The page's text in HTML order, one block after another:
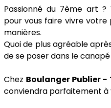
Passionné du 7ème art
pour vous faire vivre votre
manières.
Quoi de plus agréable
de se poser dans le
Chez Boulanger Publier -
conviendra parfaitement à